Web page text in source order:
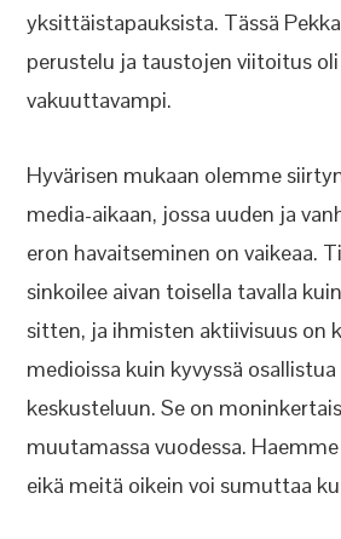
yksittäistapauksista. Tässä
perustelu ja taustojen viitoitus
vakuuttavampi.
Hyvärisen mukaan olemme
media-aikaan, jossa uuden ja
eron havaitseminen on vaikeaa.
sinkoilee aivan toisella tavalla
sitten, ja ihmisten aktiivisuus on
medioissa kuin kyvyssä
keskusteluun. Se on
muutamassa vuodessa.
eikä meitä oikein voi sumuttaa